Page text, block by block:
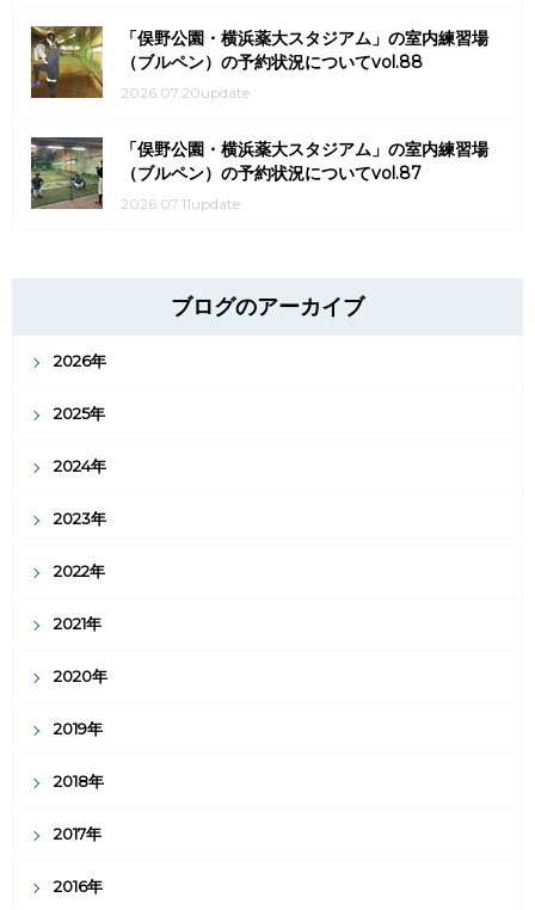
「俣野公園・横浜薬大スタジアム」の室内練習場
（ブルペン）の予約状況についてvol.88
2026.07.20update
「俣野公園・横浜薬大スタジアム」の室内練習場
（ブルペン）の予約状況についてvol.87
2026.07.11update
ブログのアーカイブ
2026年
2025年
2024年
2023年
2022年
2021年
2020年
2019年
2018年
2017年
2016年